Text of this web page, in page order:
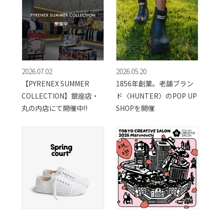
2026.07.02
【PYRENEX SUMMER
COLLECTION】銀座店・
丸の内店にて開催中!!
2026.05.20
1856年創業。老舗ブラン
ド〈HUNTER〉のPOP UP
SHOPを開催